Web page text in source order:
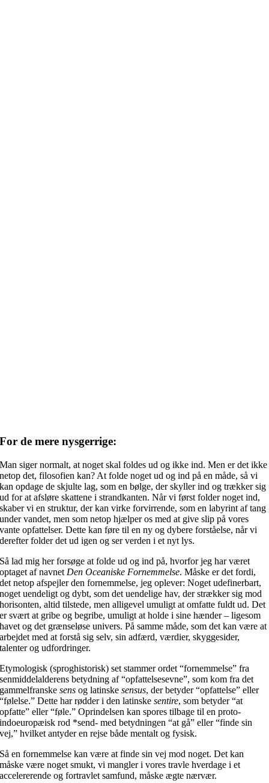
For de mere nysgerrige:
Man siger normalt, at noget skal foldes ud og ikke ind. Men er det ikke
netop det, filosofien kan? At folde noget ud og ind på en måde, så vi
kan opdage de skjulte lag, som en bølge, der skyller ind og trækker sig
ud for at afsløre skattene i strandkanten. Når vi først folder noget ind,
skaber vi en struktur, der kan virke forvirrende, som en labyrint af tang
under vandet, men som netop hjælper os med at give slip på vores
vante opfattelser. Dette kan føre til en ny og dybere forståelse, når vi
derefter folder det ud igen og ser verden i et nyt lys.
Så lad mig her forsøge at folde ud og ind på, hvorfor jeg har været
optaget af navnet Den Oceaniske Fornemmelse. Måske er det fordi,
det netop afspejler den fornemmelse, jeg oplever: Noget udefinerbart,
noget uendeligt og dybt, som det uendelige hav, der strækker sig mod
horisonten, altid tilstede, men alligevel umuligt at omfatte fuldt ud. Det
er svært at gribe og begribe, umuligt at holde i sine hænder – ligesom
havet og det grænseløse univers. På samme måde, som det kan være at
arbejdet med at forstå sig selv, sin adfærd, værdier, skyggesider,
talenter og udfordringer.
Etymologisk (sproghistorisk) set stammer ordet “fornemmelse” fra
senmiddelalderens betydning af “opfattelsesevne”, som kom fra det
gammelfranskesens og latinskesensus, der betyder “opfattelse” eller
“følelse.” Dette har rødder i den latinskesentire, som betyder “at
opfatte” eller “føle.” Oprindelsen kan spores tilbage til en proto-
indoeuropæisk rod *send- med betydningen “at gå” eller “finde sin
vej,” hvilket antyder en rejse både mentalt og fysisk.
Så en fornemmelse kan være at finde sin vej mod noget. Det kan
måske være noget smukt, vi mangler i vores travle hverdage i et
accelererende og fortravlet samfund, måske ægte nærvær.